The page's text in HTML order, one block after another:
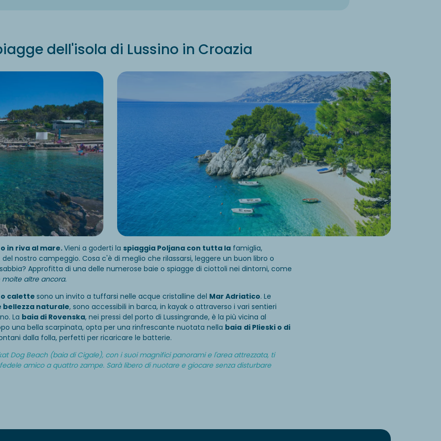
dell'isola di Lussino in Croazia
in riva al mare.Vieni a goderti la spiaggia Poljana con tutta la famiglia,
nostro campeggio. Cosa c'è di meglio che rilassarsi, leggere un buon libro o
Approfitta di una delle numerose baie o spiagge di ciottoli nei dintorni, come
molte altre ancora.
calette sono un invito a tuffarsi nelle acque cristalline del Mar Adriatico. Le
bellezza naturale, sono accessibili in barca, in kayak o attraverso i vari sentieri
La baia di Rovenska, nei pressi del porto di Lussingrande, è la più vicina al
una bella scarpinata, opta per una rinfrescante nuotata nella baia di Plieski o di
dalla folla, perfetti per ricaricare le batterie.
Dog Beach (baia di Cigale), con i suoi magnifici panorami e l'area attrezzata, ti
amico a quattro zampe. Sarà libero di nuotare e giocare senza disturbare